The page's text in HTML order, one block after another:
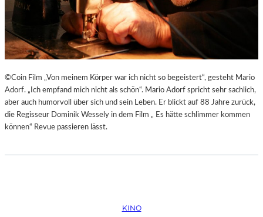
©Coin Film „Von meinem Körper war ich nicht so begeistert“, gesteht Mario
Adorf. „Ich empfand mich nicht als schön“. Mario Adorf spricht sehr sachlich,
aber auch humorvoll über sich und sein Leben. Er blickt auf 88 Jahre zurück,
die Regisseur Dominik Wessely in dem Film „ Es hätte schlimmer kommen
können“ Revue passieren lässt.
KINO